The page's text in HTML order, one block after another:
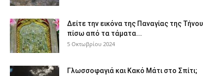
Δείτε την εικόνα της Παναγίας της Τήνου
πίσω από τα τάματα...
5 Οκτωβρίου 2024
Γλωσσοφαγιά και Κακό Μάτι στο Σπίτι;